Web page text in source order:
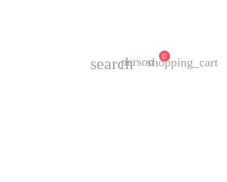
shopping_cart
0
person
search